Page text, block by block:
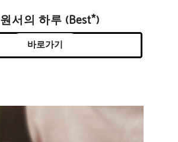
원서의 하루 (Best*)
바로가기